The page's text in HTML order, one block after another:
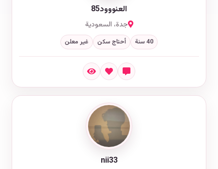
العنووود85
جدة، السعودية
40 سنة أحتاج سكن غير معلن
nii33